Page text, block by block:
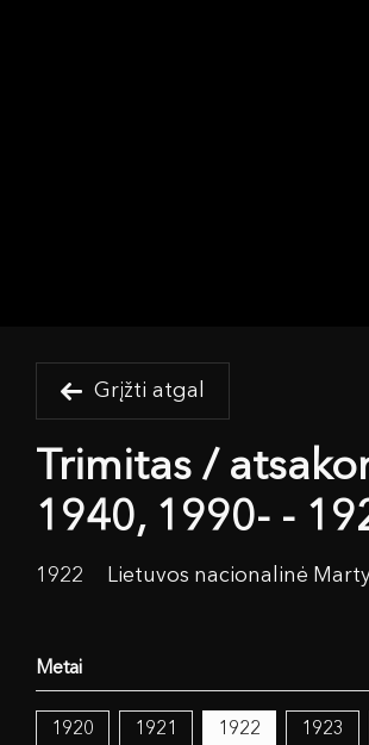
Grįžti atgal
Trimitas /
1940, 1990- -
1922 Lietuvos nacionalinė
1920 1921 1922 1923